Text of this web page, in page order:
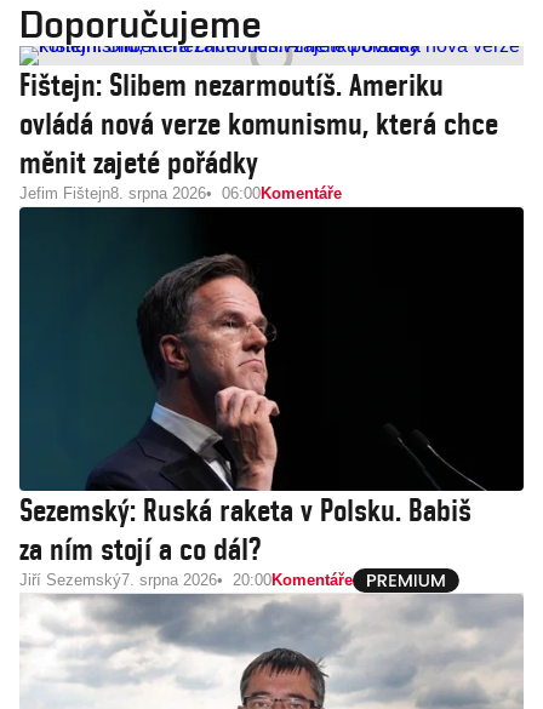
Doporučujeme
Fištejn: Slibem nezarmoutíš. Ameriku
ovládá nová verze komunismu, která chce
měnit zajeté pořádky
Jefim Fištejn8. srpna 2026 06:00Komentáře
Sezemský: Ruská raketa v Polsku. Babiš
za ním stojí a co dál?
Jiří Sezemský7. srpna 2026 20:00Komentáře